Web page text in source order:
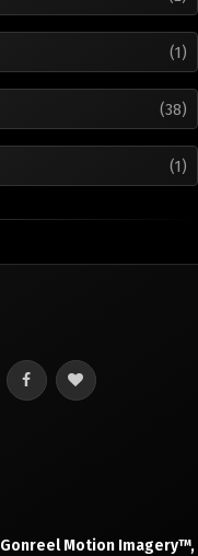
(1)
(38)
(1)
Gonreel Motion Imagery™,